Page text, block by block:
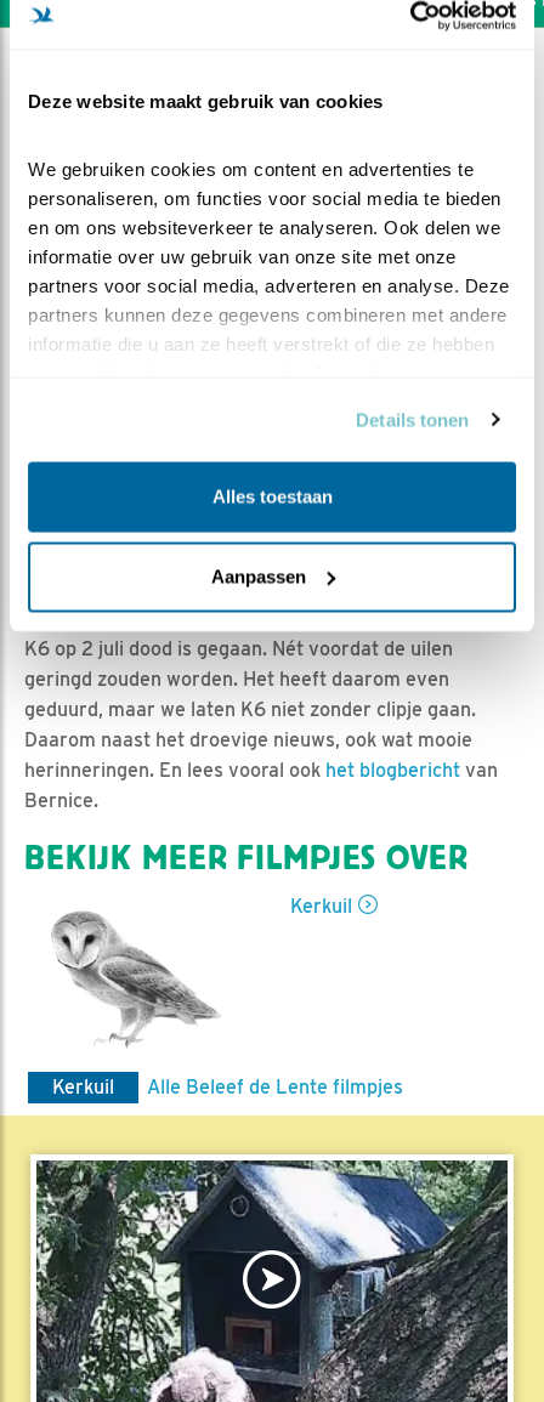
Deze website maakt gebruik van cookies
We gebruiken cookies om content en advertenties te
personaliseren, om functies voor social media te bieden
en om ons websiteverkeer te analyseren. Ook delen we
informatie over uw gebruik van onze site met onze
partners voor social media, adverteren en analyse. Deze
partners kunnen deze gegevens combineren met andere
informatie die u aan ze heeft verstrekt of die ze hebben
Details tonen
Alles toestaan
Aanpassen
Dappere K6
Esther Heideveld | Geplaatst op 5 juli 2021, 23:55 |
Bewaar dit filmpje |
Wat was het toch ontzettend droevig dat na K5 op 1 juli,
K6 op 2 juli dood is gegaan. Nét voordat de uilen
geringd zouden worden. Het heeft daarom even
geduurd, maar we laten K6 niet zonder clipje gaan.
Daarom naast het droevige nieuws, ook wat mooie
herinneringen. En lees vooral ook het blogbericht van
Bernice.
BEKIJK MEER FILMPJES OVER
Kerkuil
Kerkuil Alle Beleef de Lente filmpjes